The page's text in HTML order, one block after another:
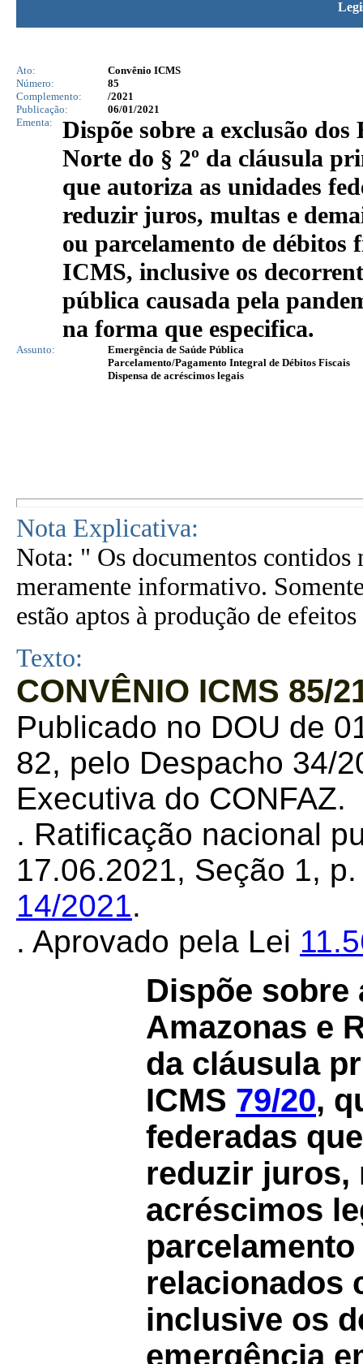
Ato:
Convênio ICMS
Número:
85
Complemento:
/2021
Publicação:
06/01/2021
Ementa:
Dispõe sobre a exclusão
Norte do § 2º da cláusula
que autoriza as unidades
reduzir juros, multas e
ou parcelamento de débitos
ICMS, inclusive os
pública causada pela
na forma que especifica.
Assunto:
Emergência de Saúde Pública
Parcelamento/Pagamento Integral de Débitos Fiscais
Dispensa de acréscimos legais
Nota Explicativa:
Nota: " Os documentos contidos
meramente informativo.
estão aptos à produção de
Texto:
CONVÊNIO ICMS 85/
Publicado no DOU de
82, pelo Despacho 34/
Executiva do CONFAZ.
. Ratificação nacional
17.06.2021, Seção 1,
14/2021.
. Aprovado pela Lei
Dispõe sobre
Amazonas e
da cláusula
ICMS 79/20,
federadas
reduzir juros,
acréscimos
relacionados
inclusive os
emergência